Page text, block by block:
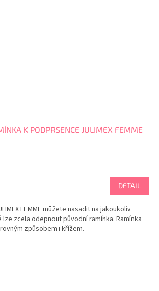
K PODPRSENCE JULIMEX FEMME
DETAIL
FEMME můžete nasadit na jakoukoliv
zcela odepnout původní ramínka. Ramínka
způsobem i křížem.